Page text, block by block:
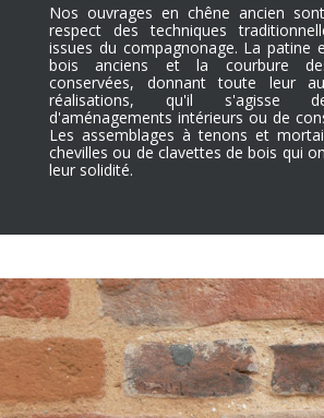
Nos ouvrages en chêne ancien
respect des techniques
issues du compagnonage. La patine
bois anciens et la courbure
conservées, donnant toute leur
réalisations, qu'il s'agisse
d'aménagements intérieurs ou de
Les assemblages à tenons et
chevilles ou de clavettes de bois qui
leur solidité.